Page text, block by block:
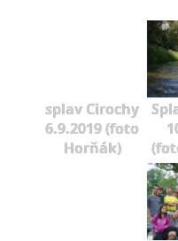
splav Cirochy
6.9.2019 (foto
Horňák)